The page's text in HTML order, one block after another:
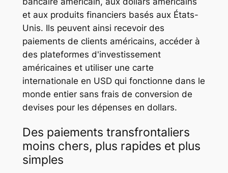
et aux produits financiers basés aux États-
Unis. Ils peuvent ainsi recevoir des
paiements de clients américains, accéder à
des plateformes d'investissement
américaines et utiliser une carte
internationale en USD qui fonctionne dans le
monde entier sans frais de conversion de
devises pour les dépenses en dollars.
Des paiements transfrontaliers
moins chers, plus rapides et plus
simples